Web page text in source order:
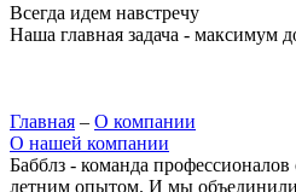
Всегда идем навстречу
Наша главная задача - максимум
Главная – О компании
О нашей компании
Бабблз - команда профессионалов
летним опытом. И мы